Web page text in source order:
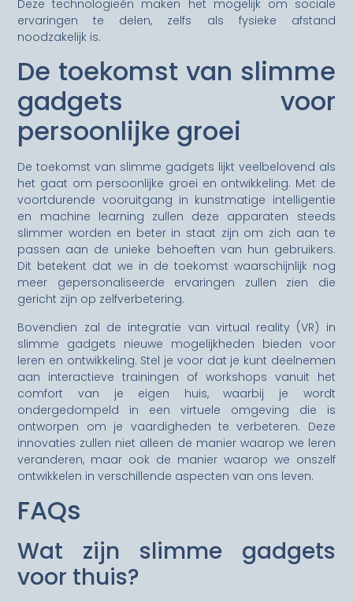
Deze technologieën maken het mogelijk om sociale
ervaringen te delen, zelfs als fysieke afstand
noodzakelijk is.
De toekomst van slimme
gadgets voor
persoonlijke groei
De toekomst van slimme gadgets lijkt veelbelovend als
het gaat om persoonlijke groei en ontwikkeling. Met de
voortdurende vooruitgang in kunstmatige intelligentie
en machine learning zullen deze apparaten steeds
slimmer worden en beter in staat zijn om zich aan te
passen aan de unieke behoeften van hun gebruikers.
Dit betekent dat we in de toekomst waarschijnlijk nog
meer gepersonaliseerde ervaringen zullen zien die
gericht zijn op zelfverbetering.
Bovendien zal de integratie van virtual reality (VR) in
slimme gadgets nieuwe mogelijkheden bieden voor
leren en ontwikkeling. Stel je voor dat je kunt deelnemen
aan interactieve trainingen of workshops vanuit het
comfort van je eigen huis, waarbij je wordt
ondergedompeld in een virtuele omgeving die is
ontworpen om je vaardigheden te verbeteren. Deze
innovaties zullen niet alleen de manier waarop we leren
veranderen, maar ook de manier waarop we onszelf
ontwikkelen in verschillende aspecten van ons leven.
FAQs
Wat zijn slimme gadgets
voor thuis?